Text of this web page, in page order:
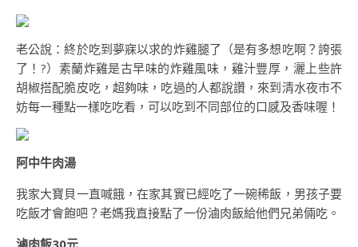
老公說：終於吃到夢寐以求的炸雞腿了（是有多想吃啊？誇張
了！?）素蘭炸雞是古早味的炸雞風味，雞汁豐厚，灑上些許
胡椒搭配脆皮吃，超夠味，吃過的人都說讚，來到清水夜市不
妨每一種點一樣吃吃看，可以吃到不同部位的口感及香味喔！
阿中牛肉湯
我家大寶貝一直喊餓，在家其實已經吃了一碗稀飯，男孩子要
吃飯才會飽吧？老媽我直接點了一份滷肉飯給他們兄弟倆吃。
滷肉飯30元